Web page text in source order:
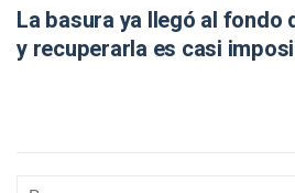
La basura ya llegó al fondo
y recuperarla es casi